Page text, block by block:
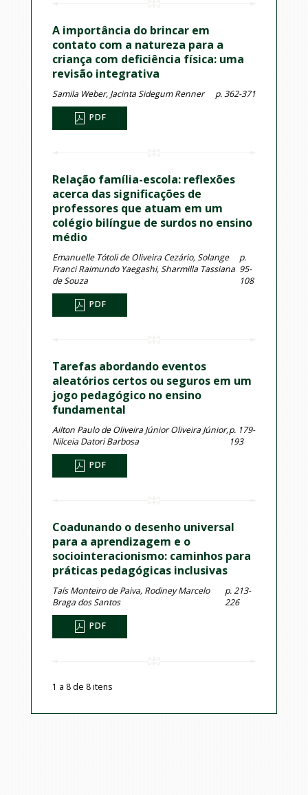
A importância do brincar em
contato com a natureza para a
criança com deficiência física: uma
revisão integrativa
Samila Weber, Jacinta Sidegum Renner p. 362-371
PDF
Relação família-escola: reflexões
acerca das significações de
professores que atuam em um
colégio bilíngue de surdos no ensino
médio
Emanuelle Tótoli de Oliveira Cezário, Solange
Franci Raimundo Yaegashi, Sharmilla Tassiana
de Souza
p.
95-
108
PDF
Tarefas abordando eventos
aleatórios certos ou seguros em um
jogo pedagógico no ensino
fundamental
Ailton Paulo de Oliveira Júnior Oliveira Júnior,
Nilceia Datori Barbosa
p. 179-
193
PDF
Coadunando o desenho universal
para a aprendizagem e o
sociointeracionismo: caminhos para
práticas pedagógicas inclusivas
Taís Monteiro de Paiva, Rodiney Marcelo
Braga dos Santos
p. 213-
226
PDF
1 a 8 de 8 itens